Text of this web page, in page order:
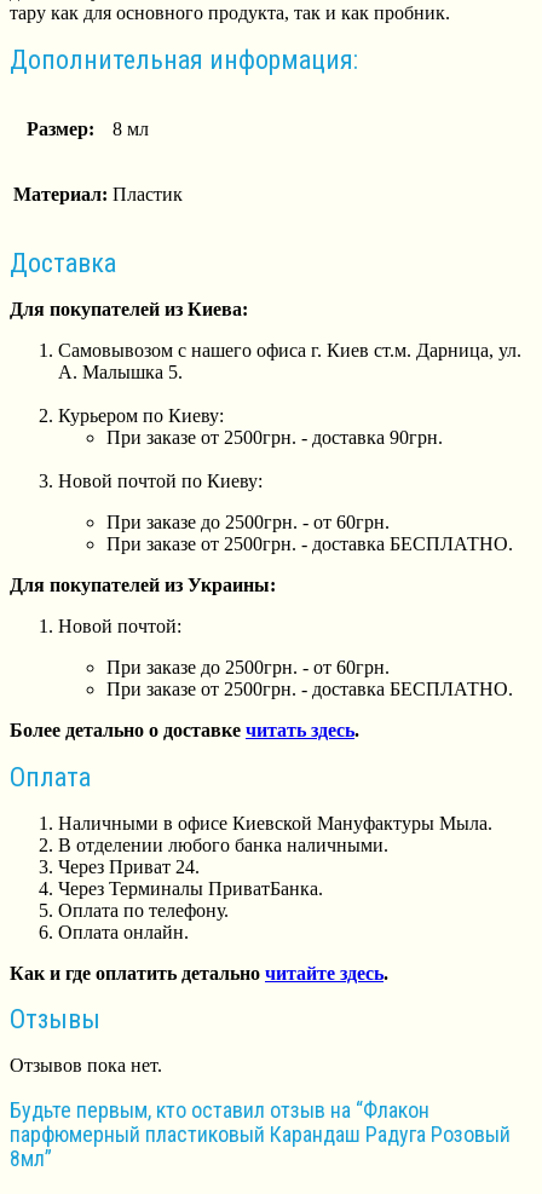
тару как для основного продукта, так и как пробник.
Дополнительная информация:
Размер: 8 мл
Материал: Пластик
Доставка
Для покупателей из Киева:
Самовывозом с нашего офиса г. Киев ст.м. Дарница, ул.
А. Малышка 5.
Курьером по Киеву:
При заказе от 2500грн. - доставка 90грн.
Новой почтой по Киеву:
При заказе до 2500грн. - от 60грн.
При заказе от 2500грн. - доставка БЕСПЛАТНО.
Для покупателей из Украины:
Новой почтой:
При заказе до 2500грн. - от 60грн.
При заказе от 2500грн. - доставка БЕСПЛАТНО.
Более детально о доставке читать здесь.
Оплата
Наличными в офисе Киевской Мануфактуры Мыла.
В отделении любого банка наличными.
Через Приват 24.
Через Терминалы ПриватБанка.
Оплата по телефону.
Оплата онлайн.
Как и где оплатить детально читайте здесь.
Отзывы
Отзывов пока нет.
Будьте первым, кто оставил отзыв на “Флакон
парфюмерный пластиковый Карандаш Радуга Розовый
8мл”